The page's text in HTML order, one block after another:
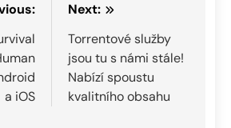
a iOS
Next:
Torrentové služby
jsou tu s námi stále!
Nabízí spoustu
kvalitního obsahu